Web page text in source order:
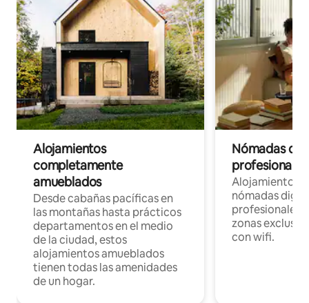
Alojamientos
completamente
amueblados
Desde cabañas pacíficas en
las montañas hasta prácticos
departamentos en el medio
de la ciudad, estos
alojamientos amueblados
tienen todas las amenidades
de un hogar.
Nómadas
Alojamientos
nómadas
profesionales
zonas
con wifi.